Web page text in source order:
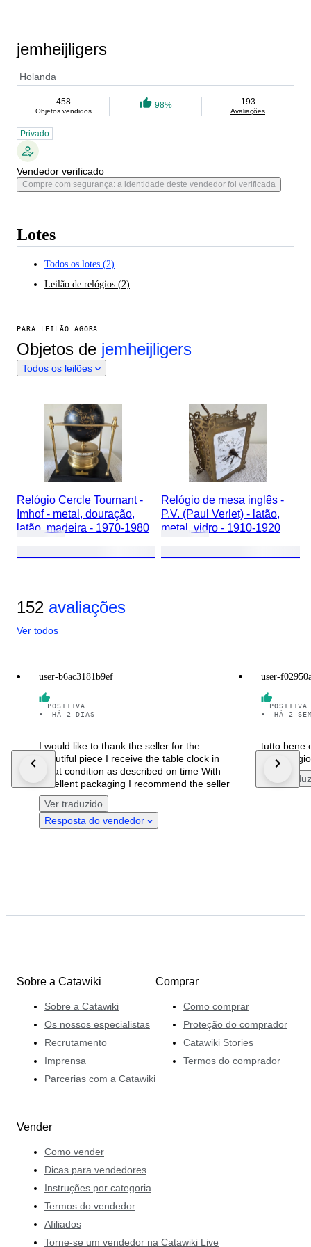
jemheijligers
Holanda
458
Objetos vendidos
98% 193
Avaliações
Privado
Vendedor verificado
Compre com segurança: a identidade deste vendedor foi verificada
Lotes
Todos os lotes (2)
Leilão de relógios (2)
PARA LEILÃO AGORA
Objetos de jemheijligers
Todos os leilões
Relógio Cercle Tournant -
Imhof - metal, douração,
latão, madeira - 1970-1980
Relógio de mesa inglês -
P.V. (Paul Verlet) - latão,
metal, vidro - 1910-1920
152 avaliações
Ver todos
user-b6ac3181b9ef
POSITIVA
•
HÁ 2 DIAS
I would like to thank the seller for the
beautiful piece I receive the table clock in
great condition as described on time With
excellent packaging I recommend the seller
Ver traduzido
Resposta do vendedor
user-
POSITIVA
•
HÁ 2
tutto bene
Ver
Sobre a Catawiki
Sobre a Catawiki
Os nossos especialistas
Recrutamento
Imprensa
Parcerias com a Catawiki
Comprar
Como comprar
Proteção do comprador
Catawiki Stories
Termos do comprador
Vender
Como vender
Dicas para vendedores
Instruções por categoria
Termos do vendedor
Afiliados
Torne-se um vendedor na Catawiki Live